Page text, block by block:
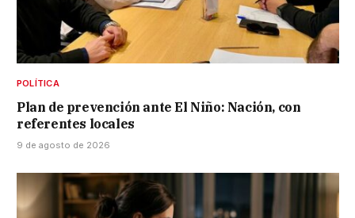
POLÍTICA
Plan de prevención ante El Niño: Nación, con
referentes locales
9 de agosto de 2026